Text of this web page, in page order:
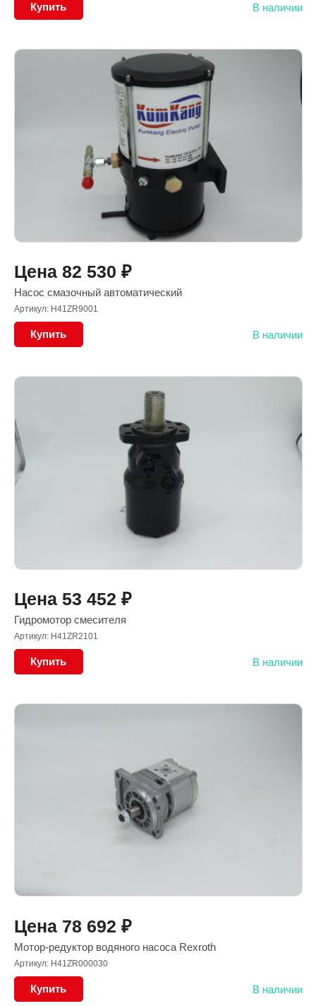
Купить В наличии
Цена 82 530 ₽
Насос смазочный автоматический
Артикул: H41ZR9001
Купить В наличии
Цена 53 452 ₽
Гидромотор смесителя
Артикул: H41ZR2101
Купить В наличии
Цена 78 692 ₽
Мотор-редуктор водяного насоса Rexroth
Артикул: H41ZR000030
Купить В наличии